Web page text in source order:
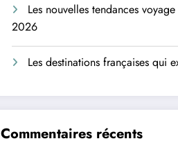
Les nouvelles tendances
2026
Les destinations françaises qui
Commentaires récents